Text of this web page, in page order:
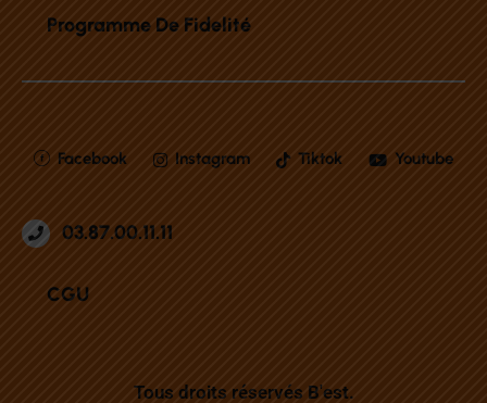
Programme De Fidelité
Facebook Instagram Tiktok Youtube
03.87.00.11.11
CGU
Tous droits réservés B'est.